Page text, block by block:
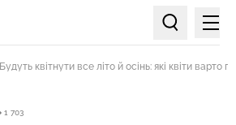
Пошук по
Будуть квітнути все літо й осінь: які квіти варто
1 703